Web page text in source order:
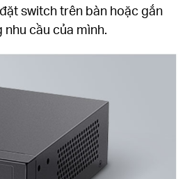
switch trên bàn hoặc gắn
cầu của mình.